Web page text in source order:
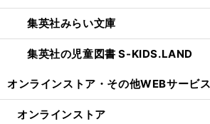
集英社みらい文庫
集英社の児童図書 S-KIDS.LAND
オンラインストア・ その他WEBサービス
オンラインストア